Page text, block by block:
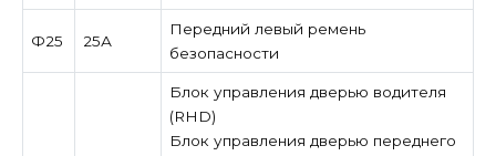
Ф25 25А
Передний левый ремень
безопасности
Блок управления дверью водителя
(RHD)
Блок управления дверью переднего